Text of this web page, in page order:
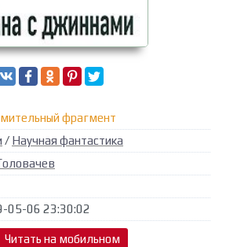
фрагмент
/ Научная фантастика
05-06 23:30:02
Читать на мобильном